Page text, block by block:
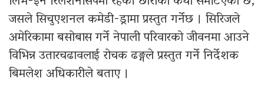
जसले सिचुएशनल कमेडी-ड्रामा प्रस्तुत गर्नेछ । सिरिजले
अमेरिकामा बसोबास गर्ने नेपाली परिवारको जीवनमा आउने
विभिन्न उतारचढावलाई रोचक ढङ्गले प्रस्तुत गर्ने निर्देशक
बिमलेश अधिकारीले बताए ।